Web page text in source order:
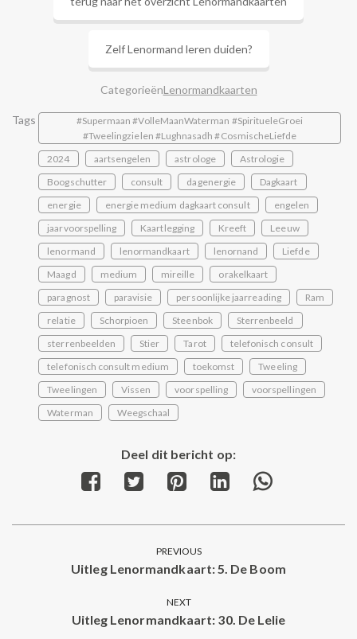
Zelf Lenormand leren duiden?
CategorieënLenormandkaarten
Tags
#Supermaan #VolleMaanWaterman #SpiritueleGroei
#Tweelingzielen #Lughnasadh #CosmischeLiefde
2024
aartsengelen astrologe
Astrologie
Boogschutter
consult dagenergie
Dagkaart
energie
energie medium dagkaart consult
engelen
jaarvoorspelling
Kaartlegging Kreeft
Leeuw
lenormand
lenormandkaart lenornand
Liefde
Maagd
medium mireille
orakelkaart
paragnost
paravisie persoonlijke jaarreading
Ram
relatie
Schorpioen Steenbok
Sterrenbeeld
sterrenbeelden
Stier Tarot
telefonisch consult
telefonisch consult medium
toekomst
Tweeling
Tweelingen
Vissen voorspelling
voorspellingen
Waterman
Weegschaal
Deel dit bericht op:
Share
Facebook
Share
Twitter
Share
Pinterest
Share
LinkedInWhatsApp
navigation
PREVIOUS
Previous
Uitleg Lenormandkaart: 5. De Boom
NEXT
Next
Uitleg Lenormandkaart: 30. De Lelie